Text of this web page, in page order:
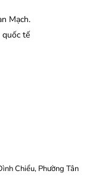
Mạch.
quốc tế
Chiểu, Phường Tân